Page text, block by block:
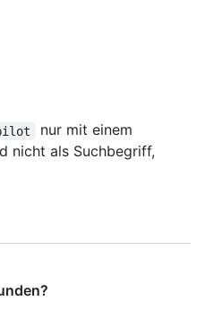
nur mit einem
nicht als Suchbegriff,